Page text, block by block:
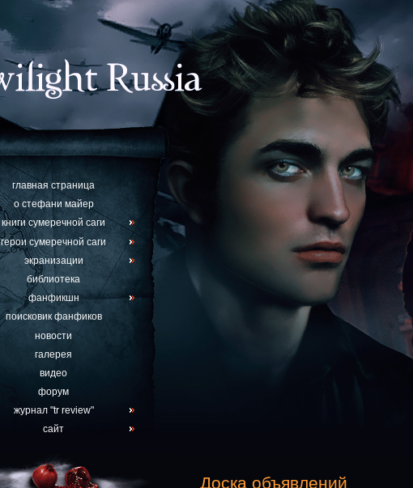
главная страница
о стефани майер
книги сумеречной саги
герои сумеречной саги
экранизации
библиотека
фанфикшн
поисковик фанфиков
новости
галерея
видео
форум
журнал "tr review"
сайт
Доска объявлений